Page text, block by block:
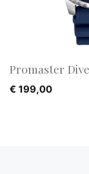
Promaster Dive
€ 199,00